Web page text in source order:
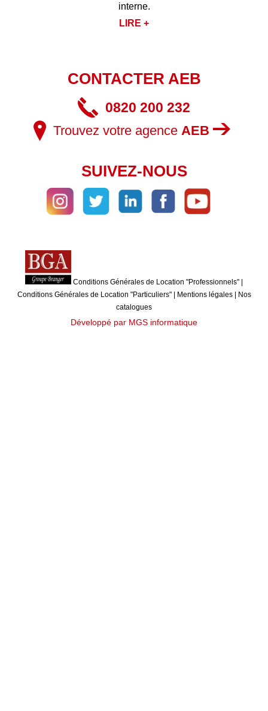
interne.
LIRE +
CONTACTER AEB
0820 200 232
Trouvez votre agence AEB
SUIVEZ-NOUS
Conditions Générales de Location "Professionnels"
Conditions Générales de Location "Particuliers"| Mentions légales|
Nos
catalogues
Développé par MGS informatique